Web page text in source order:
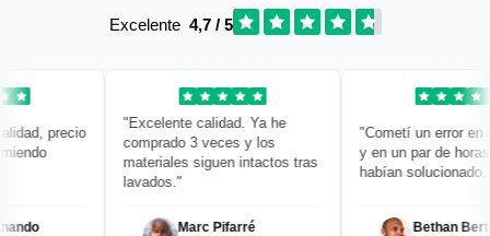
Excelente 4,7 / 5
precio
"Excelente calidad. Ya he
comprado 3 veces y los
materiales siguen intactos tras
lavados."
Marc Pifarré
"Cometí un error en
y en un par de horas
habían solucionado.
Bethan